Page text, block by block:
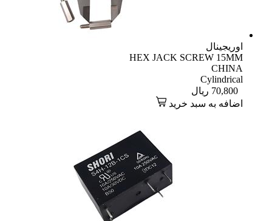
اوریجینال
HEX JACK SCREW 15MM
CHINA
Cylindrical
70,800 ریال
اضافه به سبد خرید